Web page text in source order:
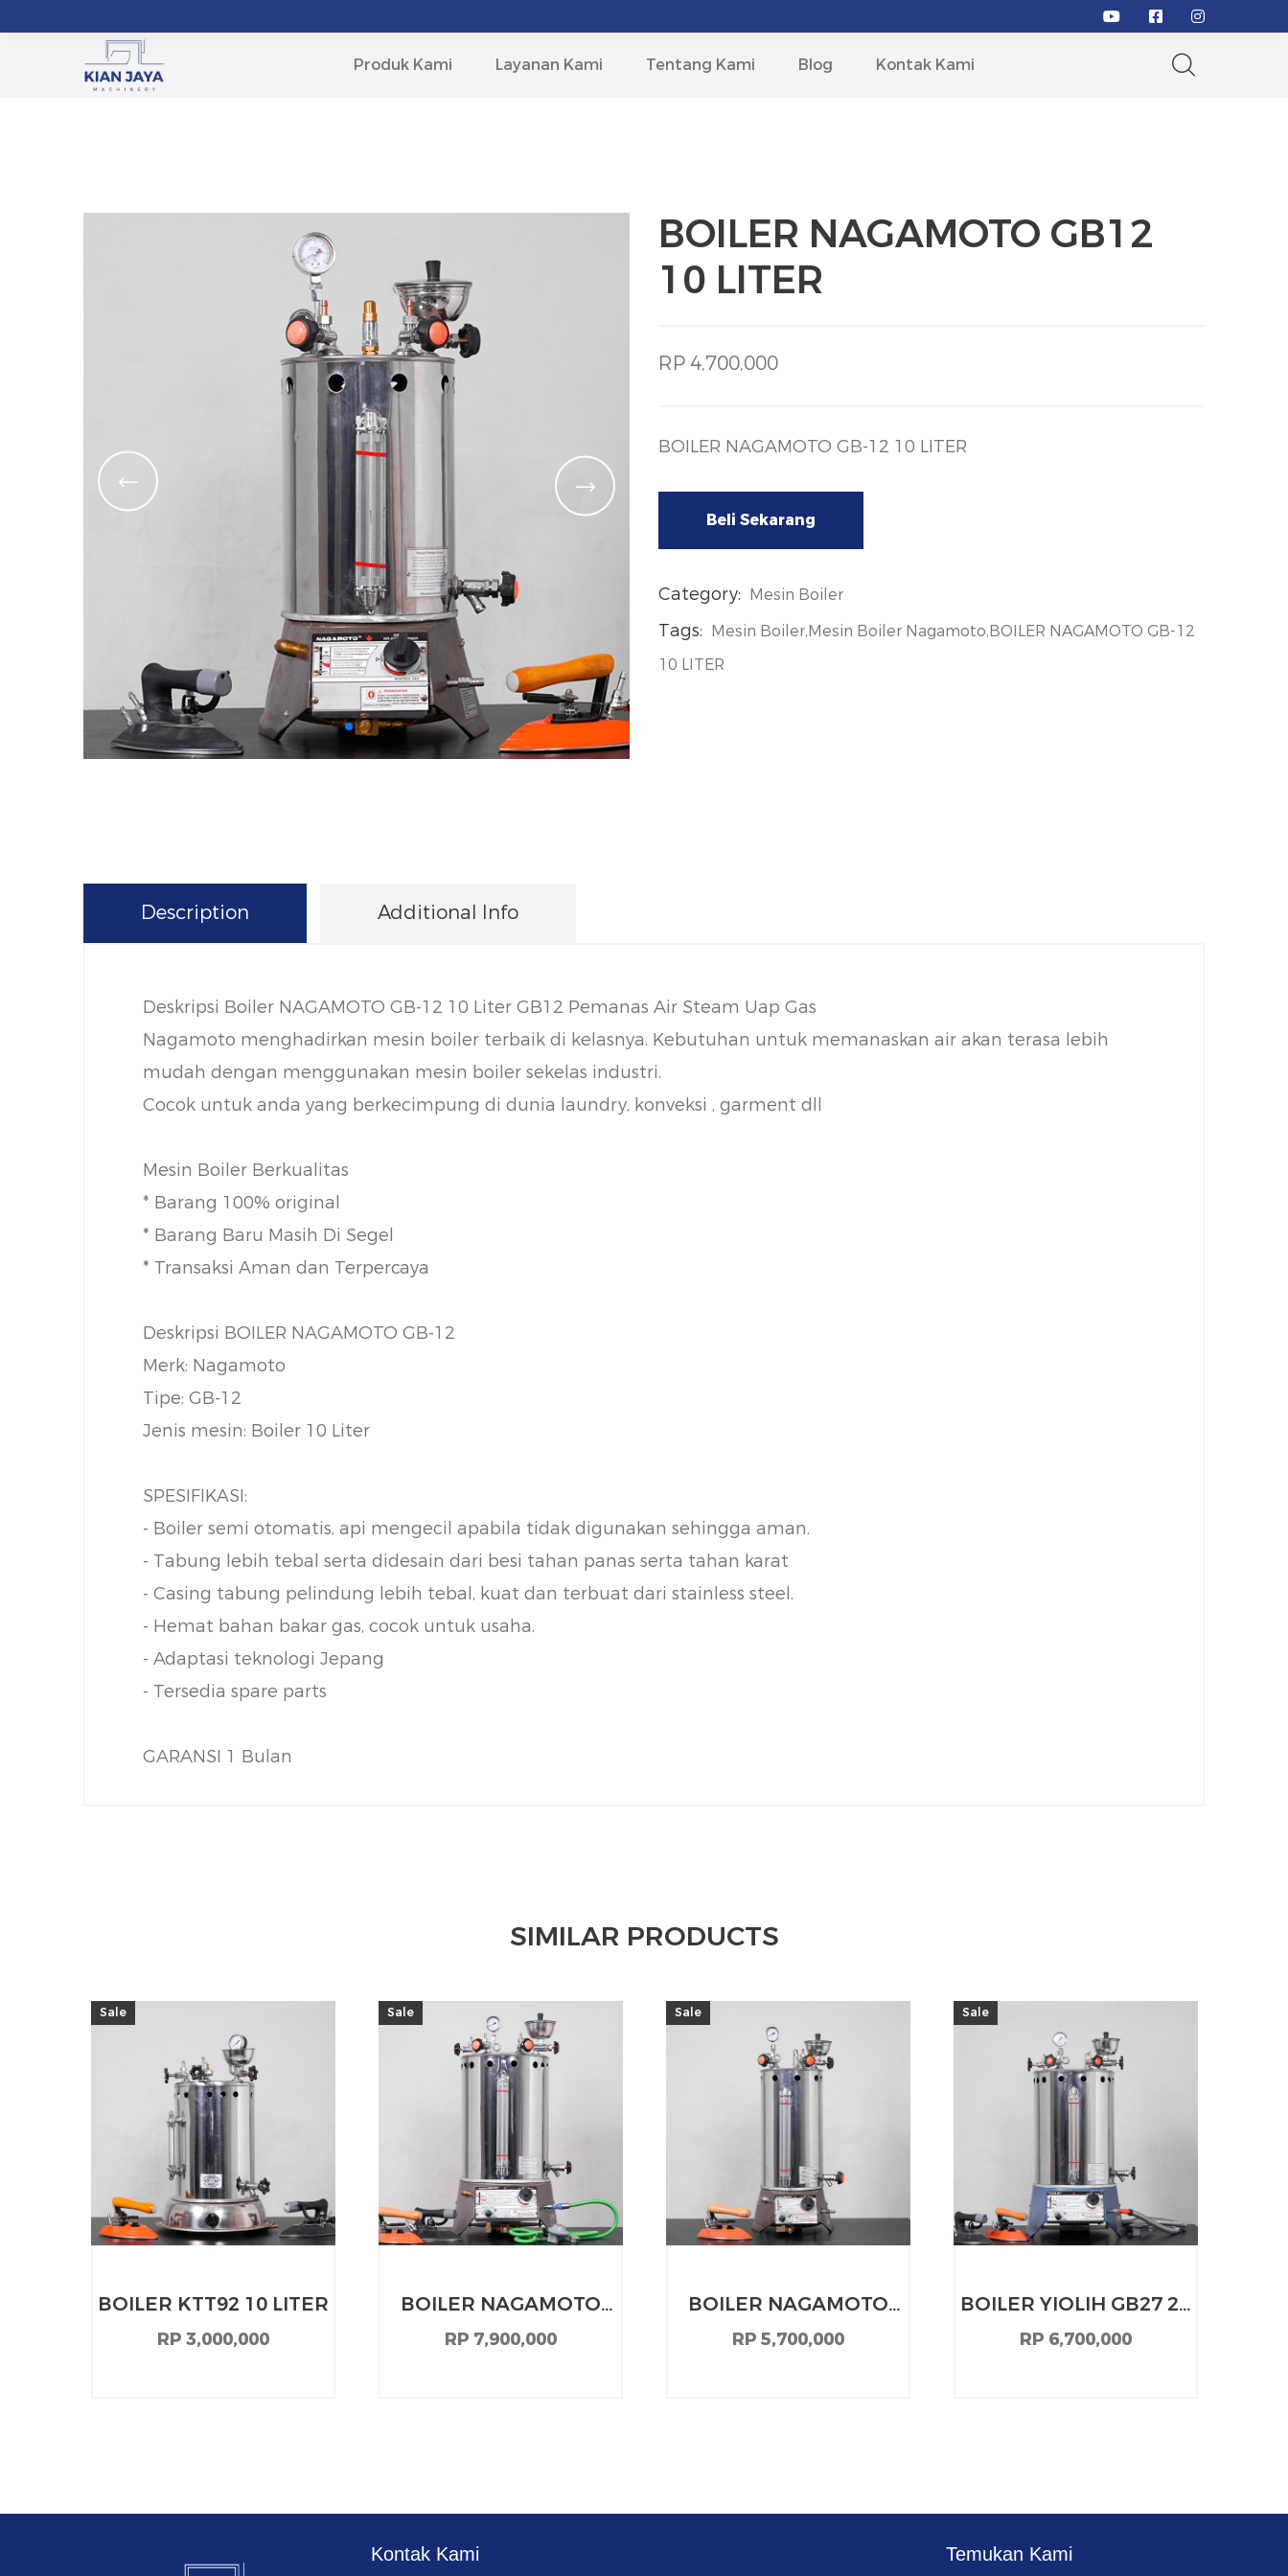
Produk Kami Layanan Kami Tentang Kami Blog Kontak Kami
BOILER NAGAMOTO GB12
10 LITER
RP 4,700,000
BOILER NAGAMOTO GB-12 10 LITER
Beli Sekarang
Category: Mesin Boiler
Tags: Mesin Boiler,Mesin Boiler Nagamoto,BOILER NAGAMOTO GB-12
10 LITER
Description Additional Info
Deskripsi Boiler NAGAMOTO GB-12 10 Liter GB12 Pemanas Air Steam Uap Gas
Nagamoto menghadirkan mesin boiler terbaik di kelasnya. Kebutuhan untuk memanaskan air akan terasa lebih
mudah dengan menggunakan mesin boiler sekelas industri.
Cocok untuk anda yang berkecimpung di dunia laundry, konveksi , garment dll
Mesin Boiler Berkualitas
* Barang 100% original
* Barang Baru Masih Di Segel
* Transaksi Aman dan Terpercaya
Deskripsi BOILER NAGAMOTO GB-12
Merk: Nagamoto
Tipe: GB-12
Jenis mesin: Boiler 10 Liter
SPESIFIKASI:
- Boiler semi otomatis, api mengecil apabila tidak digunakan sehingga aman.
- Tabung lebih tebal serta didesain dari besi tahan panas serta tahan karat
- Casing tabung pelindung lebih tebal, kuat dan terbuat dari stainless steel.
- Hemat bahan bakar gas, cocok untuk usaha.
- Adaptasi teknologi Jepang
- Tersedia spare parts
GARANSI 1 Bulan
SIMILAR PRODUCTS
Sale
BOILER KTT92 10 LITER
RP 3,000,000
Sale
BOILER NAGAMOTO
GB27 25 LITER
OTOMATIS
RP 7,900,000
Sale
BOILER NAGAMOTO
GB17 15 LITER
RP 5,700,000
Sale
BOILER YIOLIH GB27 25
LITER
RP 6,700,000
Kontak Kami Temukan Kami